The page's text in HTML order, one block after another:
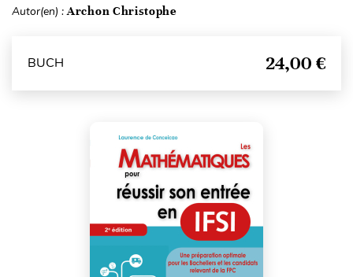
Autor(en) :Archon Christophe
BUCH 24,00 €